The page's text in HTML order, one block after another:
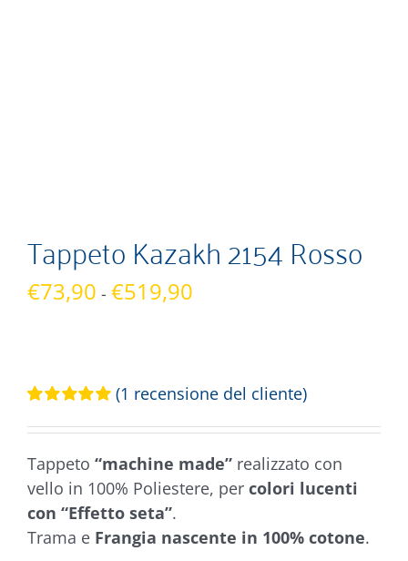
Tappeto Kazakh 2154 Rosso
€73,90 - €519,90
€73,90
€519,90
5.00su 5 su
recensioni
(1 recensione del cliente)
Tappeto “machine made” realizzato con
vello in 100% Poliestere, per colori lucenti
con “Effetto seta”.
Trama e Frangia nascente in 100% cotone.